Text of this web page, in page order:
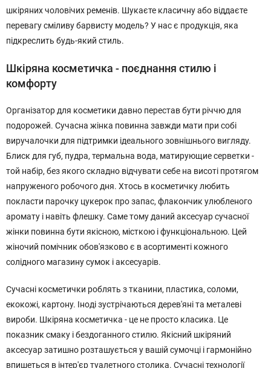
шкіряних чоловічих ременів. Шукаєте класичну або віддаєте
перевагу сміливу барвисту модель? У нас є продукція, яка
підкреслить будь-який стиль.
Шкіряна косметичка - поєднання стилю і
комфорту
Організатор для косметики давно перестав бути річчю для
подорожей. Сучасна жінка повинна завжди мати при собі
виручалочки для підтримки ідеального зовнішнього вигляду.
Блиск для губ, пудра, термальна вода, матирующие серветки -
той набір, без якого складно відчувати себе на висоті протягом
напруженого робочого дня. Хтось в косметичку любить
покласти парочку цукерок про запас, флакончик улюбленого
аромату і навіть флешку. Саме тому даний аксесуар сучасної
жінки повинна бути якісною, місткою і функціональною. Цей
жіночий помічник обов'язково є в асортименті кожного
солідного магазину сумок і аксесуарів.
Сучасні косметички роблять з тканини, пластика, соломи,
екокожі, картону. Іноді зустрічаються дерев'яні та металеві
вироби. Шкіряна косметичка - це не просто класика. Це
показник смаку і бездоганного стилю. Якісний шкіряний
аксесуар затишно розташується у вашій сумочці і гармонійно
впишеться в інтер'єр туалетного столика. Сучасні технології